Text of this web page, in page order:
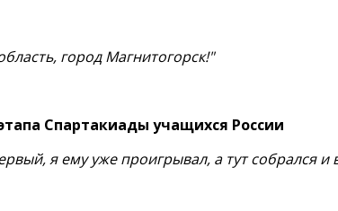
город Магнитогорск!"
Спартакиады учащихся России
я ему уже проигрывал, а тут собрался и